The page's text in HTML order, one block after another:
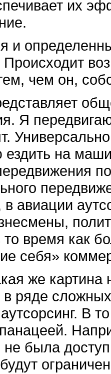
их
и
Происходит
чем он,
Я
ездить на
авиации
время как
себя»
же
в ряде
В
была
будут